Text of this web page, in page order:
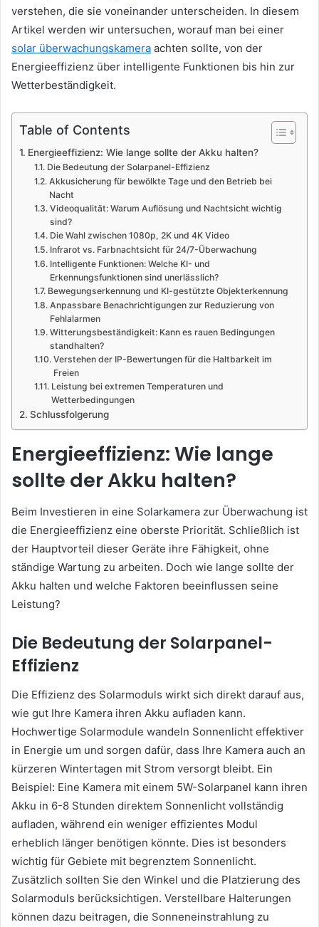
verstehen, die sie voneinander unterscheiden. In diesem
Artikel werden wir untersuchen, worauf man bei einer
solar überwachungskamera achten sollte, von der
Energieeffizienz über intelligente Funktionen bis hin zur
Wetterbeständigkeit.
Table of Contents
Energieeffizienz: Wie lange sollte der Akku halten?
Die Bedeutung der Solarpanel-Effizienz
Akkusicherung für bewölkte Tage und den Betrieb bei
Nacht
Videoqualität: Warum Auflösung und Nachtsicht wichtig
sind?
Die Wahl zwischen 1080p, 2K und 4K Video
Infrarot vs. Farbnachtsicht für 24/7-Überwachung
Intelligente Funktionen: Welche KI- und
Erkennungsfunktionen sind unerlässlich?
Bewegungserkennung und KI-gestützte Objekterkennung
Anpassbare Benachrichtigungen zur Reduzierung von
Fehlalarmen
Witterungsbeständigkeit: Kann es rauen Bedingungen
standhalten?
Verstehen der IP-Bewertungen für die Haltbarkeit im
Freien
Leistung bei extremen Temperaturen und
Wetterbedingungen
Schlussfolgerung
Energieeffizienz: Wie lange
sollte der Akku halten?
Beim Investieren in eine Solarkamera zur Überwachung ist
die Energieeffizienz eine oberste Priorität. Schließlich ist
der Hauptvorteil dieser Geräte ihre Fähigkeit, ohne
ständige Wartung zu arbeiten. Doch wie lange sollte der
Akku halten und welche Faktoren beeinflussen seine
Leistung?
Die Bedeutung der Solarpanel-
Effizienz
Die Effizienz des Solarmoduls wirkt sich direkt darauf aus,
wie gut Ihre Kamera ihren Akku aufladen kann.
Hochwertige Solarmodule wandeln Sonnenlicht effektiver
in Energie um und sorgen dafür, dass Ihre Kamera auch an
kürzeren Wintertagen mit Strom versorgt bleibt. Ein
Beispiel: Eine Kamera mit einem 5W-Solarpanel kann ihren
Akku in 6-8 Stunden direktem Sonnenlicht vollständig
aufladen, während ein weniger effizientes Modul
erheblich länger benötigen könnte. Dies ist besonders
wichtig für Gebiete mit begrenztem Sonnenlicht.
Zusätzlich sollten Sie den Winkel und die Platzierung des
Solarmoduls berücksichtigen. Verstellbare Halterungen
können dazu beitragen, die Sonneneinstrahlung zu